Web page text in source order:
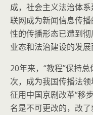
成，社会主义法治体
联网成为新闻信息传
性的传播形态已遭到
业态和法治建设的发展
20年来，“教程”保持
次，成为我国传播法
征用中国京剧改革“移
名是不可更改的，改